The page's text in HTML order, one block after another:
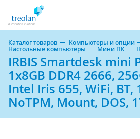
Каталог товаров Компьютеры и опции
Настольные компьютеры Мини ПК
IRBIS Smartdesk mini
1x8GB DDR4 2666,
Intel Iris 655, WiFi, BT,
NoTPM, Mount, DOS,